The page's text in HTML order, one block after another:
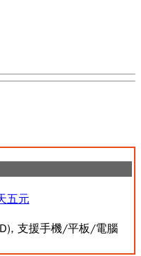
五元
支援手機/平板/電腦